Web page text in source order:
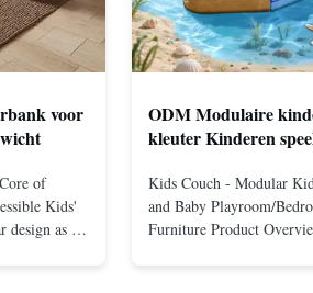
voor
of
Kids'
design as its
ODM Modulaire
kleuter Kinderen
Kids Couch - Modular
and Baby Playroom/
Furniture Product